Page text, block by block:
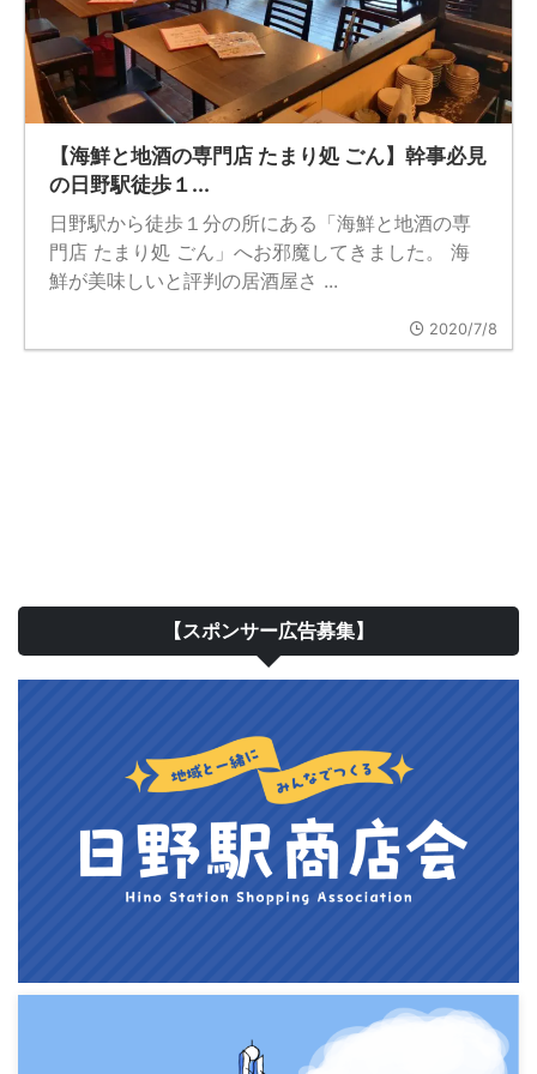
【海鮮と地酒の専門店 たまり処 ごん】幹事必見
の日野駅徒歩１...
日野駅から徒歩１分の所にある「海鮮と地酒の専
門店 たまり処 ごん」へお邪魔してきました。 海
鮮が美味しいと評判の居酒屋さ ...
2020/7/8
【スポンサー広告募集】